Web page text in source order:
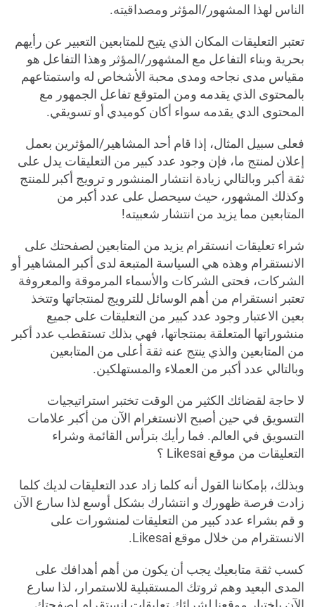
الناس لهذا المشهور/المؤثر ومصداقيته.
تعتبر التعليقات المكان الذي يتيح للمتابعين التعبير عن رأيهم
بحرية وبناء التفاعل مع المشهور/المؤثر وهذا التفاعل هو
مقياس مدى نجاحه ومدى محبة الأشخاص له واستمتاعهم
بالمحتوى الذي يقدمه ومن المتوقع تفاعل الجمهور مع
المحتوى الدي يقدمه سواء أكان كوميدي أو تسويقي.
فعلى سبيل المثال، إذا قام أحد المشاهير/المؤثرين بعمل
إعلان لمنتج ما، فإن وجود عدد كبير من التعليقات يدل على
ثقة أكبر وبالتالي زيادة انتشار المنشور و ترويج أكبر للمنتج
وكذلك المشهور، حيث سيحصل على عدد أكبر من
المتابعين مما يزيد من انتشار شعبيته!
شراء تعليقات انستقرام يزيد من المتابعين لصفحتك على
الانستقرام وهذه هي السياسة المتبعة لدى أكبر المشاهير أو
الشركات، فحتى الشركات والأسماء المرموقة والمعروفة
تعتبر انستقرام من أهم الوسائل للترويج لمنتجاتها وتتخذ
بعين الاعتبار وجود عدد كبير من التعليقات على جميع
منشوراتها المتعلقة بمنتجاتها، فهي بذلك تستقطب عدد أكبر
من المتابعين والذي ينتج عنه ثقة أعلى من المتابعين
وبالتالي عدد أكبر من العملاء والمستهلكين.
لا حاجة لقضائك الكثير من الوقت تختبر استراتيجيات
التسويق في حين أصبح الانستغرام الآن من أكبر علامات
التسويق في العالم. فما رأيك بترأس القائمة وشراء
التعليقات من موقع Likesai ؟
وبذلك، بإمكاننا القول أنه كلما زاد عدد التعليقات لديك كلما
زادت فرصة ظهورك و انتشارك بشكل أوسع لذا سارع الآن
و قم بشراء عدد كبير من التعليقات لمنشورات على
الانستقرام من خلال موقع Likesai.
كسب ثقة متابعيك يجب أن يكون من أهم أهدافك على
المدى البعيد وهم ثروتك المستقبلية للاستمرار، لذا سارع